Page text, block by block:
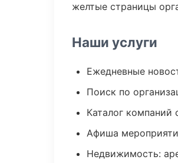
желтые страницы
Наши услуги
Ежедневные
Поиск по
Каталог компаний
Афиша
Недвижимость: